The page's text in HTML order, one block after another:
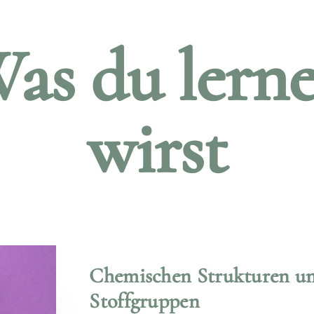
du
wirst
Chemischen Strukturen
Stoffgruppen